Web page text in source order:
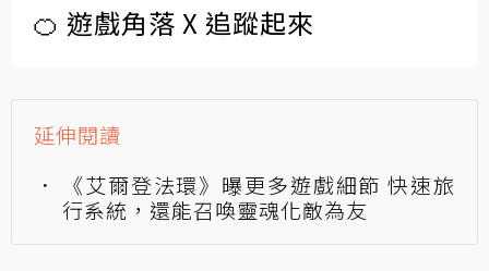
🍊 遊戲角落 X 追蹤起來
延伸閱讀
《艾爾登法環》曝更多遊戲細節 快速旅
行系統，還能召喚靈魂化敵為友